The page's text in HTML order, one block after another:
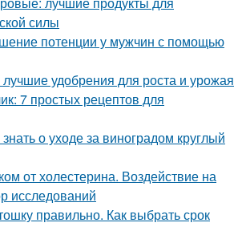
силы
потенции у мужчин с помощью
удобрения для роста и урожая
7 простых рецептов для
о уходе за виноградом круглый
от холестерина. Воздействие на
исследований
правильно. Как выбрать срок